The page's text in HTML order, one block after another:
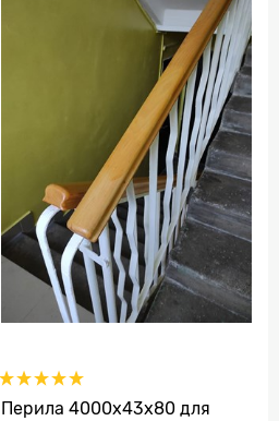
Перила 4000х43х80 для